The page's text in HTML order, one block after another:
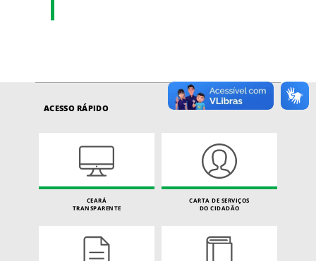
ACESSO RÁPIDO
CEARÁ
TRANSPARENTE
CARTA DE SERVIÇOS
DO CIDADÃO